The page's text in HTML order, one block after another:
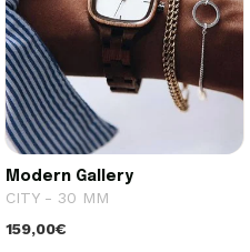
Modern Gallery
CITY - 30 MM
159,00€